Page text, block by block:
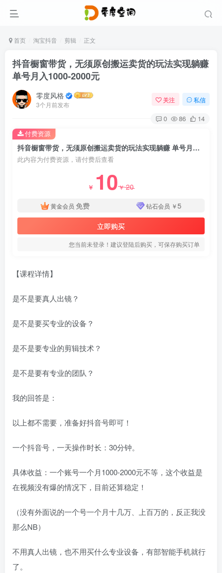
首页 淘宝抖音 剪辑 正文
抖音橱窗带货，无须原创搬运卖货的玩法实现躺赚
单号月入1000-2000元
零度风格
3个月前发布
关注 私信
0 86 14
抖音橱窗带货，无须原创搬运卖货的玩法实现躺赚 单号月入1000-2000元
此内容为付费资源，请付费后查看
￥ 10￥20
黄金会员 免费 钻石会员 ￥5
立即购买
您当前未登录！建议登陆后购买，可保存购买订单
付费资源
【课程详情】
是不是要真人出镜？
是不是要买专业的设备？
是不是要专业的剪辑技术？
是不是要有专业的团队？
我的回答是：
以上都不需要，准备好抖音号即可！
一个抖音号，一天操作时长：30分钟。
具体收益：一个账号一个月1000-2000元不等，这个收益是
在视频没有爆的情况下，目前还算稳定！
（没有外面说的一个号一个月十几万、上百万的，反正我没
那么NB）
不用真人出镜，也不用买什么专业设备，有部智能手机就行
了。